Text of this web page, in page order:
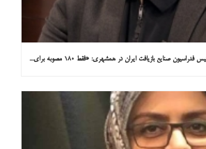
یادداشت ویژه هفته محیط‌زیست رئیس فدراسیون صنایع بازیافت ایران در همشهری: «فقط ۱۸۰ مصوبه برای خارج کردن خودروهای فرسوده از خیابان‌ها»